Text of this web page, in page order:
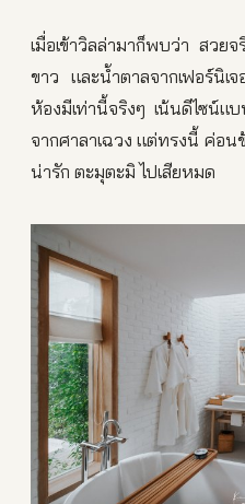
เมื่อเข้าวิลล่ามาก็พบว่า สวย
ขาว และน้ำตาลจากเฟอร์นิเ
ห้องมีเท่านี้จริงๆ เน้นดีไซน์แ
จากศาลาเฉวง แต่ทรงนี้ ค่อน
น่ารัก ตะมุตะมิ ไปเสียหมด